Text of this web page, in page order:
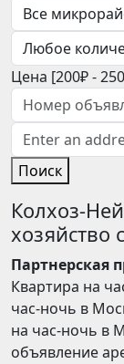
Цена [200₽-
Поиск
Колхоз-
хозяйство
Партнерская
Квартира на
час-ночь в
на час-ночь в
объявление